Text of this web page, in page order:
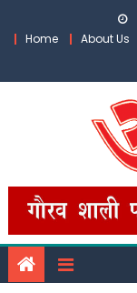
Home
About Us